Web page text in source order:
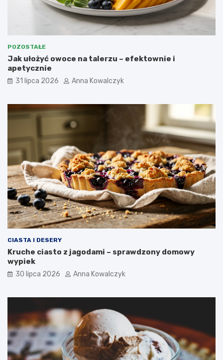
POZOSTAŁE
Jak ułożyć owoce na talerzu – efektownie i
apetycznie
31 lipca 2026 Anna Kowalczyk
CIASTA I DESERY
Kruche ciasto z jagodami – sprawdzony domowy
wypiek
30 lipca 2026 Anna Kowalczyk